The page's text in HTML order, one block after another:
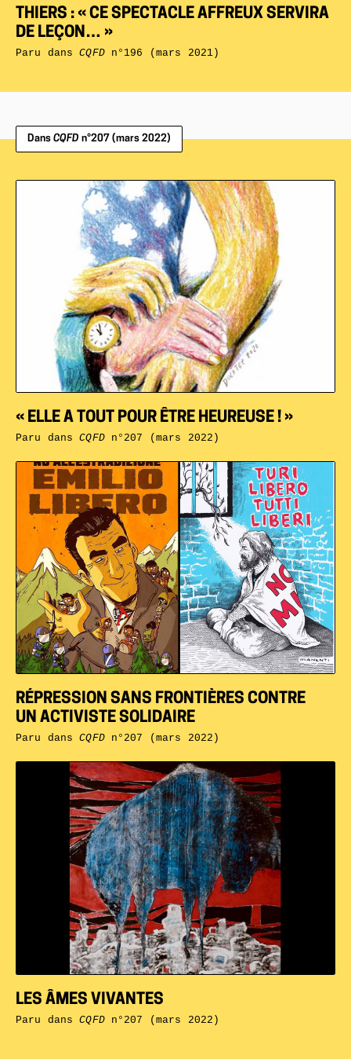
THIERS : « CE SPECTACLE AFFREUX SERVIRA
DE LEÇON… »
Paru dansCQFDn°196 (mars 2021)
Dans CQFD n°207 (mars 2022)
LES ÂMES VIVANTES
Paru dansCQFDn°207 (mars 2022)
RÉPRESSION SANS FRONTIÈRES CONTRE
UN ACTIVISTE SOLIDAIRE
Paru dansCQFDn°207 (mars 2022)
« ELLE A TOUT POUR ÊTRE HEUREUSE ! »
Paru dansCQFDn°207 (mars 2022)